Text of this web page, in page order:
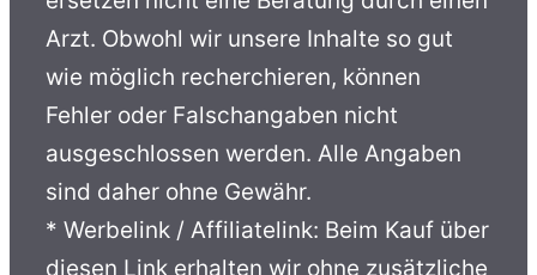
Arzt. Obwohl wir unsere Inhalte so gut
wie möglich recherchieren, können
Fehler oder Falschangaben nicht
ausgeschlossen werden. Alle Angaben
sind daher ohne Gewähr.
* Werbelink / Affiliatelink: Beim Kauf über
diesen Link erhalten wir ohne zusätzliche